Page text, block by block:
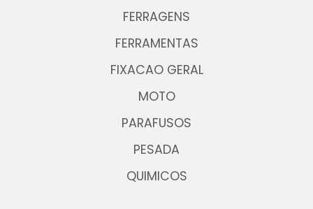
FERRAGENS
FERRAMENTAS
FIXACAO GERAL
MOTO
PARAFUSOS
PESADA
QUIMICOS